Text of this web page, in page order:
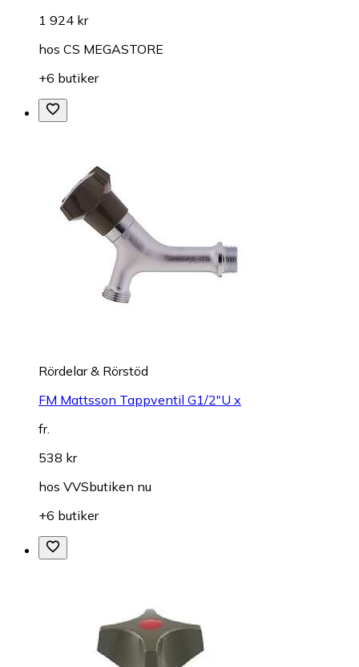
1 924 kr
hos CS MEGASTORE
+6 butiker
Rördelar & Rörstöd
FM Mattsson Tappventil G1/2"U x
fr.
538 kr
hos VVSbutiken nu
+6 butiker